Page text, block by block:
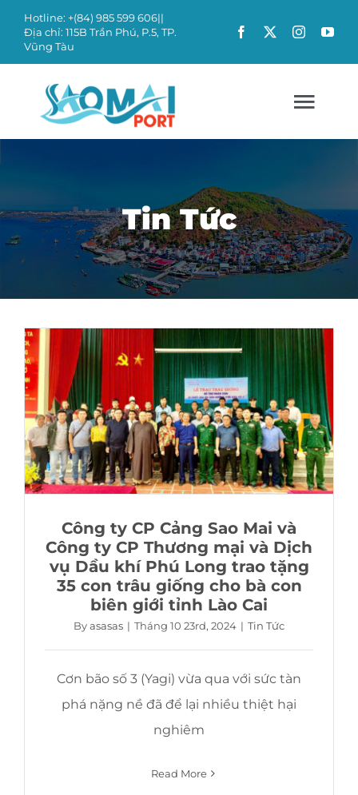
Skip
content
Hotline: +(84) 985 599 606||
Địa chỉ: 115B Trần Phú, P.5, TP.
Vũng Tàu
GIỚI THIỆU
DỊCH VỤ
TIN TỨC
LIÊN HỆ
Tin Tức
Công ty CP Cảng Sao Mai và
Công ty CP Thương mại và Dịch
vụ Dầu khí Phú Long trao tặng
35 con trâu giống cho bà con
biên giới tỉnh Lào Cai
Byasasas | Tháng 10 23rd, 2024 | Tin Tức
Cơn bão số 3 (Yagi) vừa qua với sức tàn
phá nặng nề đã để lại nhiều thiệt hại
nghiêm
Read More